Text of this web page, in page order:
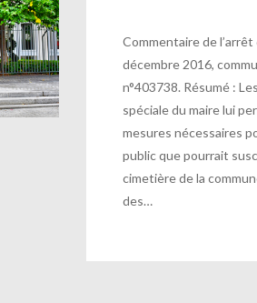
Commentaire de
décembre 2016,
n°403738. Résumé :
spéciale du maire lui
mesures nécessaires
public que pourrait
cimetière de la
des…